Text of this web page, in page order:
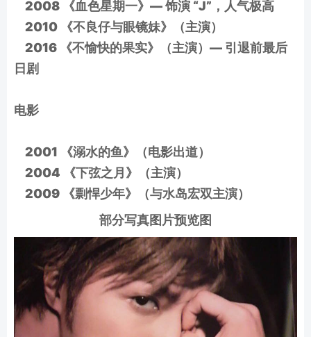
2008 《血色星期一》— 饰演 “J”，人气极高
2010 《不良仔与眼镜妹》（主演）
2016 《不愉快的果实》（主演）— 引退前最后
日剧
电影
2001 《溺水的鱼》（电影出道）
2004 《下弦之月》（主演）
2009 《剽悍少年》（与水岛宏双主演）
部分写真图片预览图